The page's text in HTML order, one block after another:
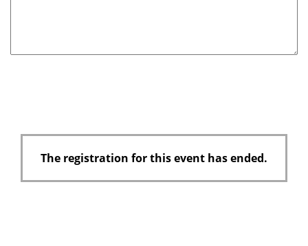
The registration for this event has ended.